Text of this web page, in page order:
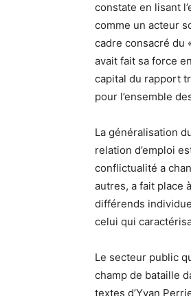
constate en lisant
comme un acteur
cadre consacré du
avait fait sa force
capital du rapport
pour l’ensemble
La généralisation
relation d’emploi
conflictualité a
autres, a fait place
différends
celui qui
Le secteur public
champ de bataille
textes d’Yvan